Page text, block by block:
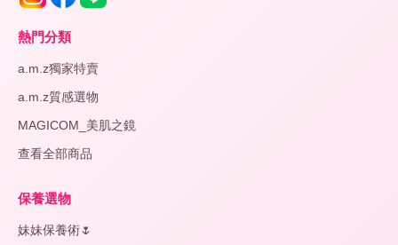
熱門分類
a.m.z獨家特賣
a.m.z質感選物
MAGICOM_美肌之鏡
查看全部商品
保養選物
妹妹保養術🌷